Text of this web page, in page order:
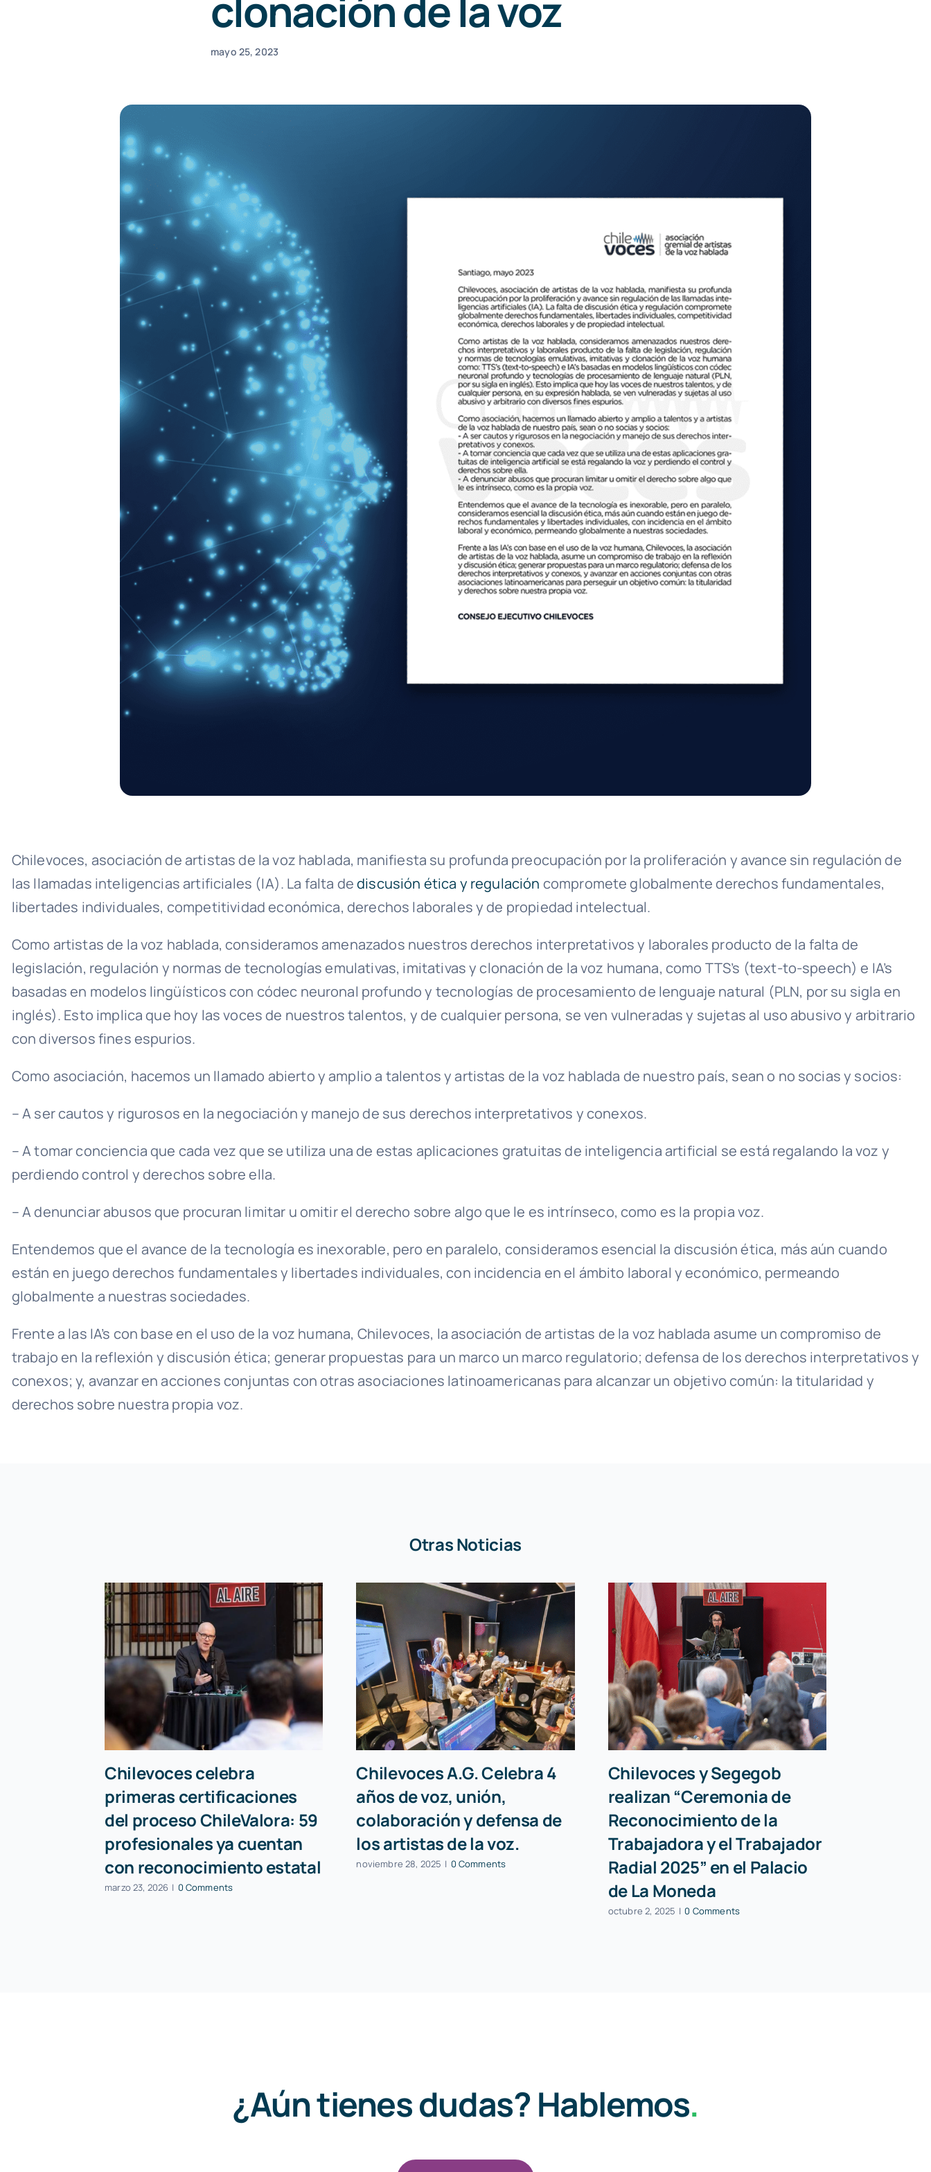
mayo 25, 2023
Chilevoces, asociación de artistas de la voz hablada, manifiesta su profunda preocupación por la proliferación y avance sin regulación de
las llamadas inteligencias artificiales (IA). La falta dediscusión ética y regulación compromete globalmente derechos fundamentales,
libertades individuales, competitividad económica, derechos laborales y de propiedad intelectual.
Como artistas de la voz hablada, consideramos amenazados nuestros derechos interpretativos y laborales producto de la falta de
legislación, regulación y normas de tecnologías emulativas, imitativas y clonación de la voz humana, como TTS’s (text-to-speech) e IA’s
basadas en modelos lingüísticos con códec neuronal profundo y tecnologías de procesamiento de lenguaje natural (PLN, por su sigla en
inglés). Esto implica que hoy las voces de nuestros talentos, y de cualquier persona, se ven vulneradas y sujetas al uso abusivo y arbitrario
con diversos fines espurios.
Como asociación, hacemos un llamado abierto y amplio a talentos y artistas de la voz hablada de nuestro país, sean o no socias y socios:
– A ser cautos y rigurosos en la negociación y manejo de sus derechos interpretativos y conexos.
– A tomar conciencia que cada vez que se utiliza una de estas aplicaciones gratuitas de inteligencia artificial se está regalando la voz y
perdiendo control y derechos sobre ella.
– A denunciar abusos que procuran limitar u omitir el derecho sobre algo que le es intrínseco, como es la propia voz.
Entendemos que el avance de la tecnología es inexorable, pero en paralelo, consideramos esencial la discusión ética, más aún cuando
están en juego derechos fundamentales y libertades individuales, con incidencia en el ámbito laboral y económico, permeando
globalmente a nuestras sociedades.
Frente a las IA’s con base en el uso de la voz humana, Chilevoces, la asociación de artistas de la voz hablada asume un compromiso de
trabajo en la reflexión y discusión ética; generar propuestas para un marco un marco regulatorio; defensa de los derechos interpretativos y
conexos; y, avanzar en acciones conjuntas con otras asociaciones latinoamericanas para alcanzar un objetivo común: la titularidad y
derechos sobre nuestra propia voz.
Otras Noticias
Chilevoces celebra
primeras certificaciones
del proceso ChileValora: 59
profesionales ya cuentan
con reconocimiento estatal
marzo 23, 2026 | 0 Comments
Chilevoces A.G. Celebra 4
años de voz, unión,
colaboración y defensa de
los artistas de la voz.
noviembre 28, 2025 | 0 Comments
Chilevoces y Segegob
realizan “Ceremonia de
Reconocimiento de la
Trabajadora y el Trabajador
Radial 2025” en el Palacio
de La Moneda
octubre 2, 2025 | 0 Comments
¿Aún tienes dudas? Hablemos.